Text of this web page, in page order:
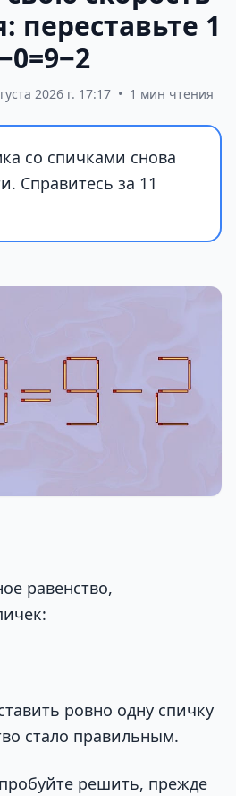
1
2026 г. 17:17 • 1 мин чтения
со спичками снова
Справитесь за 11
равенство,
ровно одну спичку
стало правильным.
решить, прежде